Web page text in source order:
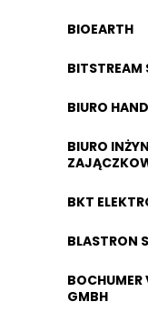
BIOEARTH
BITSTREAM
BIURO
BIURO
BKT
BLASTRON
BOCHUMER
GMBH